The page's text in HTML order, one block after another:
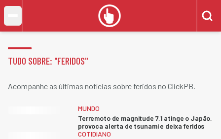
TUDO SOBRE: "FERIDOS"
Acompanhe as últimas notícias sobre feridos no ClickPB.
MUNDO
Terremoto de magnitude 7,1 atinge o Japão,
provoca alerta de tsunami e deixa feridos
COTIDIANO